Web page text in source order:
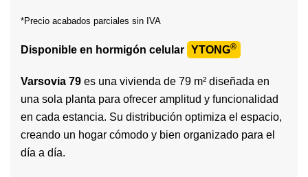
*Precio acabados parciales sin IVA
Disponible en hormigón celular YTONG®
Varsovia 79 es una vivienda de 79 m² diseñada en
una sola planta para ofrecer amplitud y funcionalidad
en cada estancia. Su distribución optimiza el espacio,
creando un hogar cómodo y bien organizado para el
día a día.